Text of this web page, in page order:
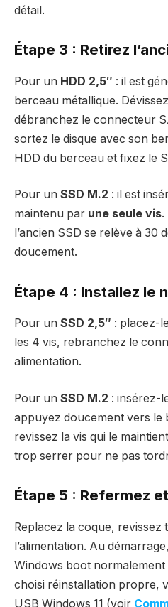
détail.
Étape 3 : Retirez
Pour un HDD 2,5″ : il est
berceau métallique.
débranchez le connecteur
sortez le disque avec son
HDD du berceau et fixez le
Pour un SSD M.2 : il est
maintenu par une seule vis.
l’ancien SSD se relève à 30
doucement.
Étape 4 : Installez le
Pour un SSD 2,5″ : placez-
les 4 vis, rebranchez le
alimentation.
Pour un SSD M.2 : insérez-
appuyez doucement vers le
revissez la vis qui le
trop serrer pour ne pas
Étape 5 : Refermez
Replacez la coque,
l’alimentation. Au
Windows boot normalement
choisi réinstallation propre,
USB Windows 11 (voir